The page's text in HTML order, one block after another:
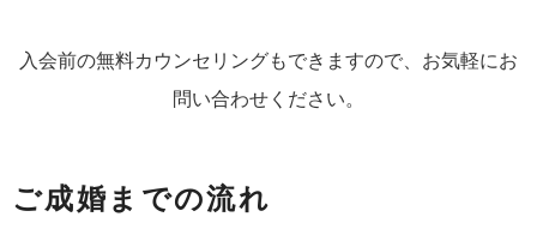
入会前の無料カウンセリングもできますので、お気軽にお
問い合わせください。
ご成婚までの流れ